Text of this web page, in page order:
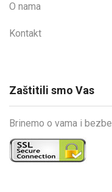
O nama
Kontakt
Zaštitili smo Vas
Brinemo o vama i